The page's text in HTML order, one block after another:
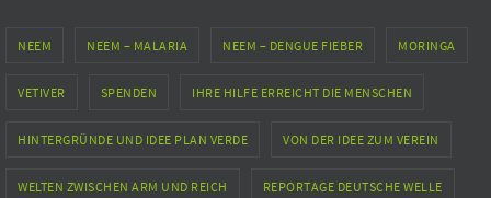
NEEM NEEM – MALARIA NEEM – DENGUE FIEBER MORINGA
VETIVER SPENDEN IHRE HILFE ERREICHT DIE MENSCHEN
HINTERGRÜNDE UND IDEE PLAN VERDE VON DER IDEE ZUM VEREIN
WELTEN ZWISCHEN ARM UND REICH REPORTAGE DEUTSCHE WELLE